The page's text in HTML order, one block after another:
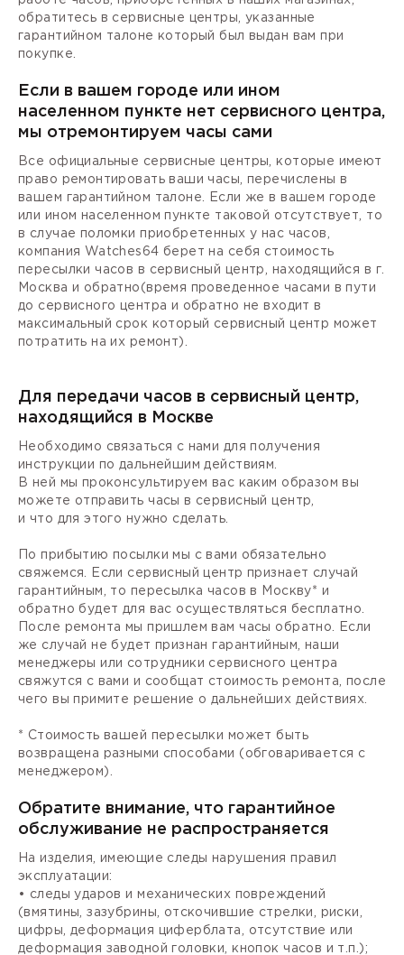
обратитесь в сервисные центры, указанные
гарантийном талоне который был выдан вам при
покупке.
Если в вашем городе или ином
населенном пункте нет сервисного центра,
мы отремонтируем часы сами
Все официальные сервисные центры, которые имеют
право ремонтировать ваши часы, перечислены в
вашем гарантийном талоне. Если же в вашем городе
или ином населенном пункте таковой отсутствует, то
в случае поломки приобретенных у нас часов,
компания Watches64 берет на себя стоимость
пересылки часов в сервисный центр, находящийся в г.
Москва и обратно(время проведенное часами в пути
до сервисного центра и обратно не входит в
максимальный срок который сервисный центр может
потратить на их ремонт).
Для передачи часов в сервисный центр,
находящийся в Москве
Необходимо связаться с нами для получения
инструкции по дальнейшим действиям.
В ней мы проконсультируем вас каким образом вы
можете отправить часы в сервисный центр,
и что для этого нужно сделать.
По прибытию посылки мы с вами обязательно
свяжемся. Если сервисный центр признает случай
гарантийным, то пересылка часов в Москву* и
обратно будет для вас осуществляться бесплатно.
После ремонта мы пришлем вам часы обратно. Если
же случай не будет признан гарантийным, наши
менеджеры или сотрудники сервисного центра
свяжутся с вами и сообщат стоимость ремонта, после
чего вы примите решение о дальнейших действиях.
* Стоимость вашей пересылки может быть
возвращена разными способами (обговаривается с
менеджером).
Обратите внимание, что гарантийное
обслуживание не распространяется
На изделия, имеющие следы нарушения правил
эксплуатации:
• следы ударов и механических повреждений
(вмятины, зазубрины, отскочившие стрелки, риски,
цифры, деформация циферблата, отсутствие или
деформация заводной головки, кнопок часов и т.п.);